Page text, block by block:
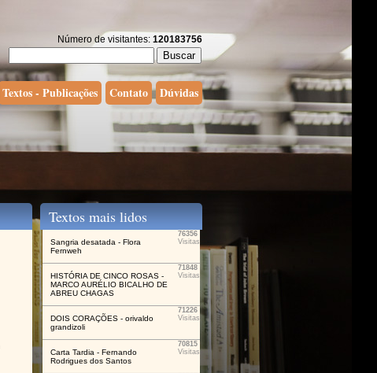
Número de visitantes: 120183756
Textos - Publicações Contato Dúvidas
Textos mais lidos
Sangria desatada - Flora
Fernweh
76356
Visitas
HISTÓRIA DE CINCO ROSAS -
MARCO AURÉLIO BICALHO DE
ABREU CHAGAS
71848
Visitas
DOIS CORAÇÕES - orivaldo
grandizoli
71226
Visitas
Carta Tardia - Fernando
Rodrigues dos Santos
70815
Visitas